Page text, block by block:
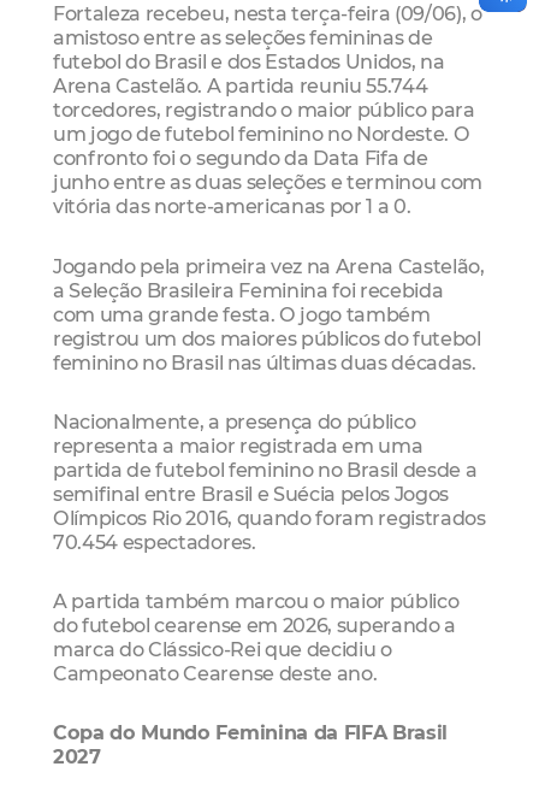
Fortaleza recebeu, nesta terça-feira (09/06), o
amistoso entre as seleções femininas de
futebol do Brasil e dos Estados Unidos, na
Arena Castelão. A partida reuniu 55.744
torcedores, registrando o maior público para
um jogo de futebol feminino no Nordeste. O
confronto foi o segundo da Data Fifa de
junho entre as duas seleções e terminou com
vitória das norte-americanas por 1 a 0.
Jogando pela primeira vez na Arena Castelão,
a Seleção Brasileira Feminina foi recebida
com uma grande festa. O jogo também
registrou um dos maiores públicos do futebol
feminino no Brasil nas últimas duas décadas.
Nacionalmente, a presença do público
representa a maior registrada em uma
partida de futebol feminino no Brasil desde a
semifinal entre Brasil e Suécia pelos Jogos
Olímpicos Rio 2016, quando foram registrados
70.454 espectadores.
A partida também marcou o maior público
do futebol cearense em 2026, superando a
marca do Clássico-Rei que decidiu o
Campeonato Cearense deste ano.
Copa do Mundo Feminina da FIFA Brasil
2027